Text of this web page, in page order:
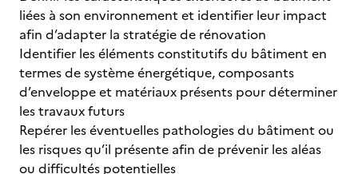
liées à son environnement et identifier leur impact
afin d’adapter la stratégie de rénovation
Identifier les éléments constitutifs du bâtiment en
termes de système énergétique, composants
d’enveloppe et matériaux présents pour déterminer
les travaux futurs
Repérer les éventuelles pathologies du bâtiment ou
les risques qu’il présente afin de prévenir les aléas
ou difficultés potentielles